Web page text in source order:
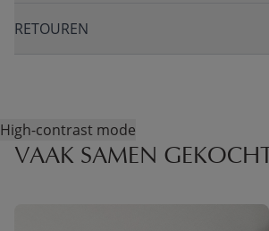
RETOUREN
High-contrast mode
VAAK SAMEN GEKOCHT